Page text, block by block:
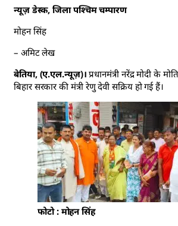
न्यूज़ डेस्क, जिला पश्चिम चम्पारण
मोहन सिंह
– अमिट लेख
बेतिया, (ए.एल.न्यूज़)। प्रधानमंत्री नरेंद्र मोदी के
बिहार सरकार की मंत्री रेणु देवी सक्रिय हो गई हैं।
फोटो : मोहन सिंह